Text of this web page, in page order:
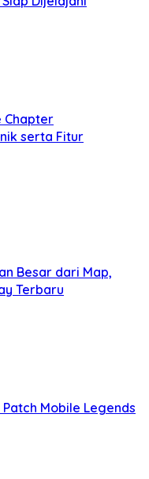
Chapter
serta Fitur
Besar dari Map,
Terbaru
Mobile Legends